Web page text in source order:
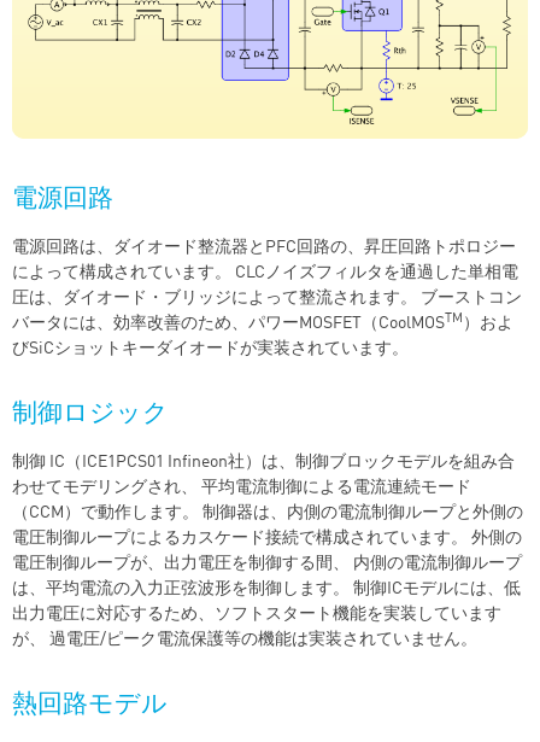
電源回路
電源回路は、ダイオード整流器とPFC回路の、昇圧回路トポロジー
によって構成されています。 CLCノイズフィルタを通過した単相電
圧は、ダイオード・ブリッジによって整流されます。 ブーストコン
バータには、効率改善のため、パワーMOSFET（CoolMOS TM ）およ
びSiCショットキーダイオードが実装されています。
制御ロジック
制御 IC（ICE1PCS01 Infineon社）は、制御ブロックモデルを組み合
わせてモデリングされ、 平均電流制御による電流連続モード
（CCM）で動作します。 制御器は、内側の電流制御ループと外側の
電圧制御ループによるカスケード接続で構成されています。 外側の
電圧制御ループが、出力電圧を制御する間、 内側の電流制御ループ
は、平均電流の入力正弦波形を制御します。 制御ICモデルには、低
出力電圧に対応するため、ソフトスタート機能を実装しています
が、 過電圧/ピーク電流保護等の機能は実装されていません。
熱回路モデル